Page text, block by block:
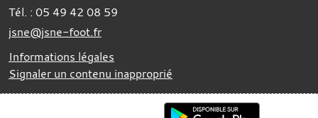
Tél. : 05 49 42 08 59
jsne@jsne-foot.fr
Informations légales
Signaler un contenu inapproprié